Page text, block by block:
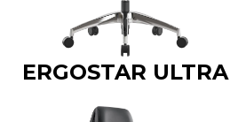
ERGOSTAR ULTRA